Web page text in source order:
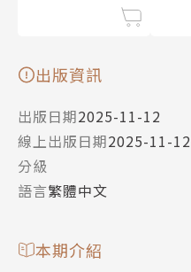
出版資訊
出版日期2025-11-12
線上出版日期2025-11-12
分級
語言繁體中文
本期介紹